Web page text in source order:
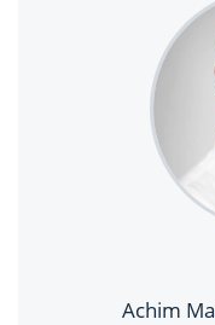
Achim